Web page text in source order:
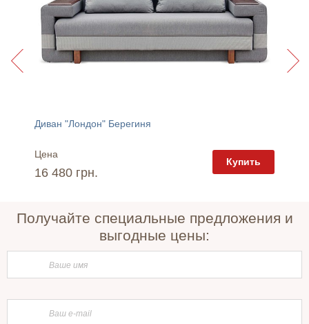
Диван "Лондон" Берегиня
Цена
16 480 грн.
Купить
Получайте специальные предложения и
выгодные цены: